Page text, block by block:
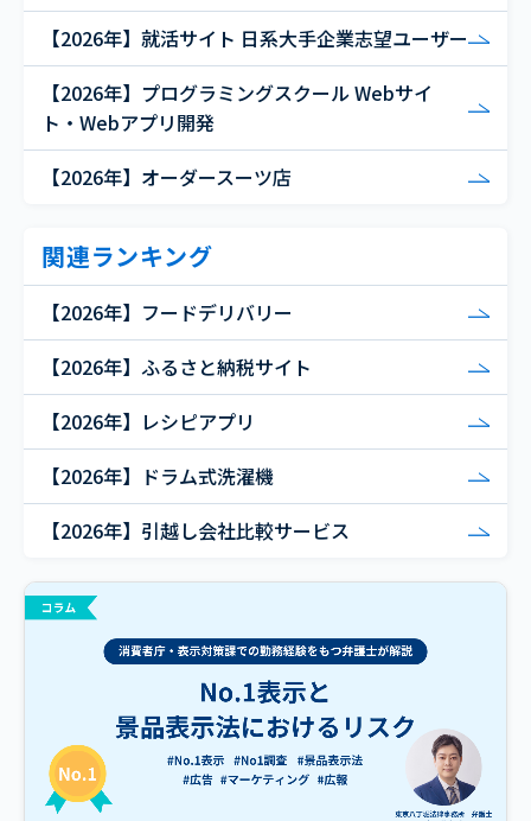
【2026年】就活サイト 日系大手企業志望ユーザー
【2026年】プログラミングスクール Webサイ
ト・Webアプリ開発
【2026年】オーダースーツ店
関連ランキング
【2026年】フードデリバリー
【2026年】ふるさと納税サイト
【2026年】レシピアプリ
【2026年】ドラム式洗濯機
【2026年】引越し会社比較サービス